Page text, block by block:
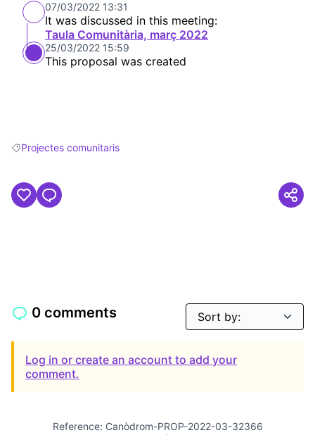
07/03/2022 13:31
It was discussed in this meeting:
Taula Comunitària, març 2022
25/03/2022 15:59
This proposal was created
Filter results for: Projectes comunitaris
Projectes comunitaris
0 comments
Log in or create an account to add your
comment.
Reference: Canòdrom-PROP-2022-03-32366